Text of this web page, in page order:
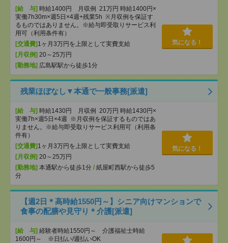
[給 与] 時給1400円 月収例 21万円 時給1400円×
実働7h30m×週5日×4週+残業5h ※月収例を保証す
るものではありません。※給与即受取りサービス利
用可（利用条件有）
[交通費] 1ヶ月3万円を上限として実費支給
[月収例] 20～25万円
[勤務地] 広島駅駅から徒歩1分
気になる！
残業ほぼなし▼本通で一般事務[派遣]
[給 与] 時給1430円 月収例 20万円 時給1430円×
実働7h×週5日×4週 ※月収例を保証するものではあ
りません。※給与即受取りサービス利用可（利用条
件有）
[交通費] 1ヶ月3万円を上限として実費支給
[月収例] 20～25万円
[勤務地] 本通駅から徒歩1分 / 紙屋町西駅から徒歩5
分
気になる！
【週2日＊高時給1550円～】シニア向けマンションで
食事の配膳や見守り＊介護[派遣]
[給 与] 経験者時給1550円～ 介護福祉士時給
1600円～ ※日払い/週払いOK